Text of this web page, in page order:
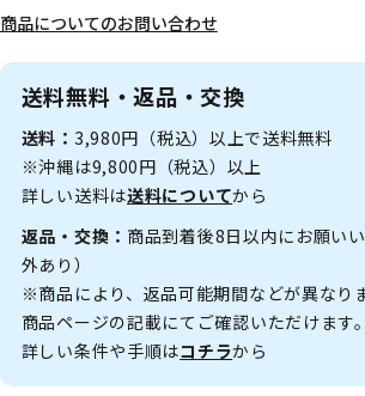
商品についてのお問い合わせ
送料無料・返品・交換
送料： 3,980円（税込）以上で送料無料
※沖縄は9,800円（税込）以上
詳しい送料は送料についてから
返品・交換： 商品到着後8日以内にお願い
外あり）
※商品により、返品可能期間などが異なり
商品ページの記載にてご確認いただけます。
詳しい条件や手順はコチラから